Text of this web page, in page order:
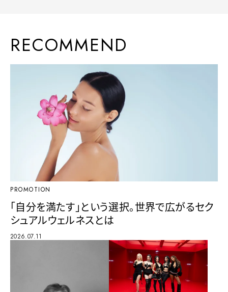
RECOMMEND
PROMOTION
「自分を満たす」という選択。世界で広がるセク
シュアルウェルネスとは
2026.07.11